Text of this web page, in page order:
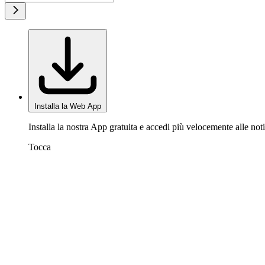
Installa la Web App
Installa la nostra App gratuita e accedi più velocemente alle
Tocca